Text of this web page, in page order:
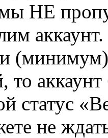
НЕ
то
статус
не